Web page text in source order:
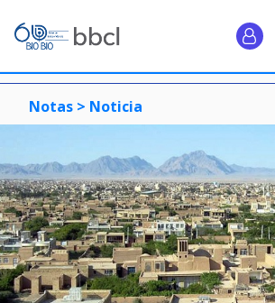
Notas > Noticia